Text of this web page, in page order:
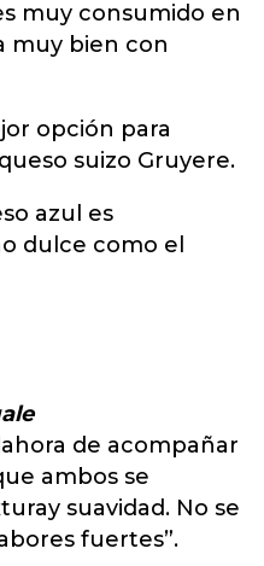
muy consumido en
muy bien con
opción para
suizo Gruyere.
azul es
dulce como el
de acompañar
ambos se
suavidad. No se
fuertes”.